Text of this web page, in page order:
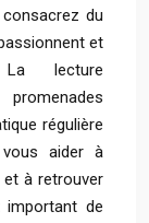
du
et
La lecture
régulière
vous aider à
à retrouver
important de